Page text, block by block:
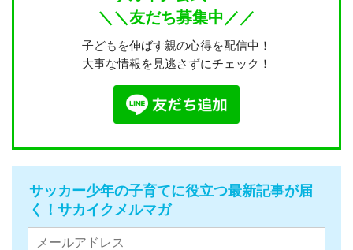
＼＼友だち募集中／／
子どもを伸ばす親の心得を配信中！
大事な情報を見逃さずにチェック！
サッカー少年の子育てに役立つ最新記事が届
く！サカイクメルマガ